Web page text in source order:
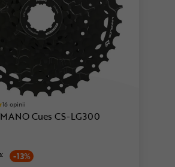
16 opinii
Cues CS-LG300
-13%